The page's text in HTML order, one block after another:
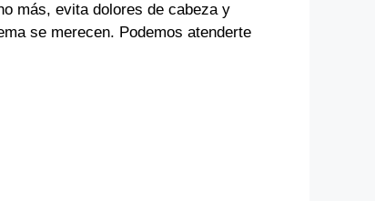
más, evita dolores de cabeza y
se merecen. Podemos atenderte